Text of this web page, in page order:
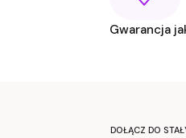
Gwarancja
DOŁĄCZ DO